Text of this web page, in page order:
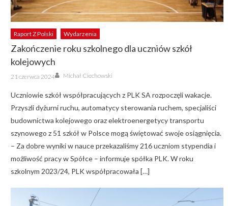
Raport Z Polski Wydarzenia
Zakończenie roku szkolnego dla uczniów szkół
kolejowych
Posted
on
21 czerwca 2024 Author
Michał Ciechowski
Uczniowie szkół współpracujących z PLK SA rozpoczęli wakacje.
Przyszli dyżurni ruchu, automatycy sterowania ruchem, specjaliści
budownictwa kolejowego oraz elektroenergetycy transportu
szynowego z 51 szkół w Polsce mogą świętować swoje osiągnięcia.
– Za dobre wyniki w nauce przekazaliśmy 216 uczniom stypendia i
możliwość pracy w Spółce – informuje spółka PLK. W roku
szkolnym 2023/24, PLK współpracowała […]